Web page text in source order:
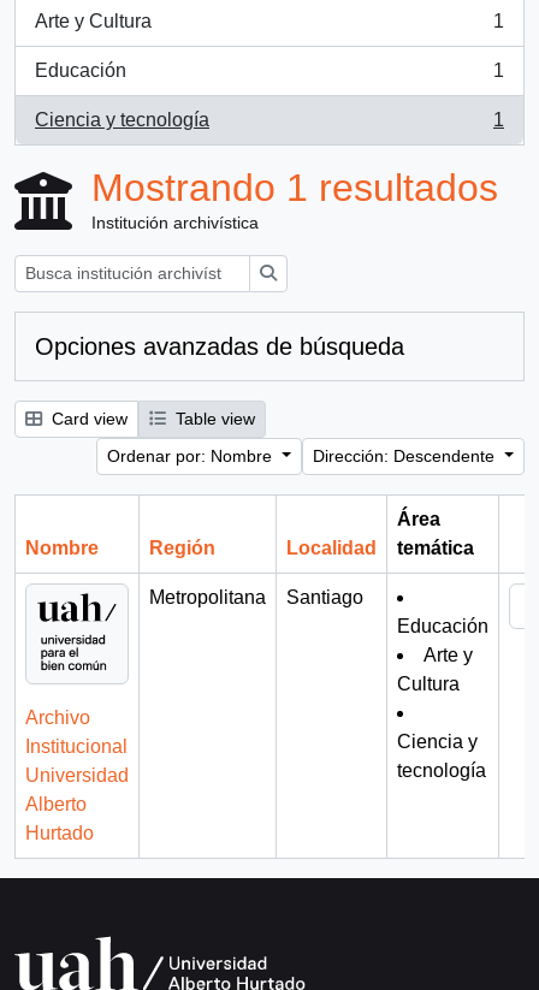
Arte y Cultura
, 1 resultados
1
Educación
, 1 resultados
1
Ciencia y tecnología
, 1 resultados
1
Mostrando 1 resultados
Institución archivística
Opciones avanzadas de búsqueda
Card view
Table view
Ordenar por: Nombre
Dirección: Descendente
Nombre Región Localidad
Área
temática
Archivo
Institucional
Universidad
Alberto
Hurtado
Metropolitana
Santiago
Educación
Arte y
Cultura
Ciencia y
tecnología